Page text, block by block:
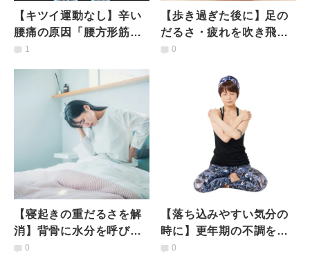
【キツイ運動なし】辛い
腰痛の原因「腰方形筋」
を深部までじんわりほぐ
1
【歩き過ぎた後に】足の
だるさ・疲れを吹き飛ば
す！簡単なのに効果絶大
0
【寝起きの重だるさを解
消】背骨に水分を呼び戻
そう！キャットカウの応
0
【落ち込みやすい気分の
時に】更年期の不調を和
らげる「ヨガ＆ハンド動
0